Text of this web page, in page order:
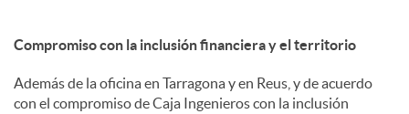
Compromiso con la inclusión financiera y el territorio
Además de la oficina en Tarragona y en Reus, y de acuerdo
con el compromiso de Caja Ingenieros con la inclusión